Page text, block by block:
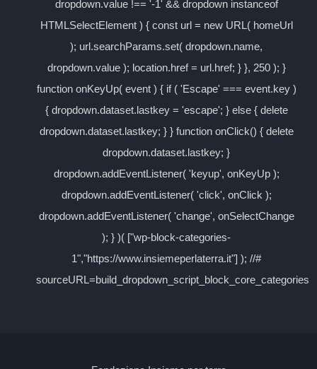
dropdown.value !== '-1' && dropdown instanceof
HTMLSelectElement ) { const url = new URL( homeUrl
); url.searchParams.set( dropdown.name,
dropdown.value ); location.href = url.href; } }, 250 ); }
function onKeyUp( event ) { if ( 'Escape' === event.key )
{ dropdown.dataset.lastkey = 'escape'; } else { delete
dropdown.dataset.lastkey; } } function onClick() { delete
dropdown.dataset.lastkey; }
dropdown.addEventListener( 'keyup', onKeyUp );
dropdown.addEventListener( 'click', onClick );
dropdown.addEventListener( 'change', onSelectChange
); } )( ["wp-block-categories-
1","https://www.insiemeperlaterra.it"] ); //#
sourceURL=build_dropdown_script_block_core_categories